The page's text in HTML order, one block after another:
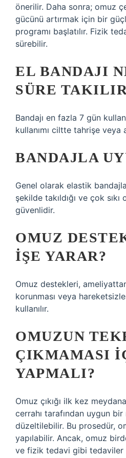
önerilir. Daha sonra; omuz
gücünü artırmak için bir
programı başlatılır. Fizik
sürebilir.
EL BANDAJI
SÜRE
Bandajı en fazla 7 gün
kullanımı ciltte tahrişe
BANDAJLA
Genel olarak elastik
şekilde takıldığı ve çok sıkı
güvenlidir.
OMUZ
IŞE YARAR?
Omuz destekleri,
korunması veya
kullanılır.
OMUZUN
ÇIKMAMASI
YAPMALI?
Omuz çıkığı ilk kez
cerrahı tarafından uygun
düzeltilebilir. Bu prosedür,
yapılabilir. Ancak, omuz
ve fizik tedavi gibi tedaviler